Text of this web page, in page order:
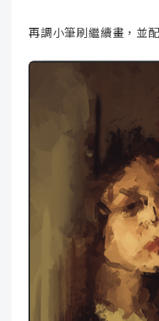
再調小筆刷繼續畫，並